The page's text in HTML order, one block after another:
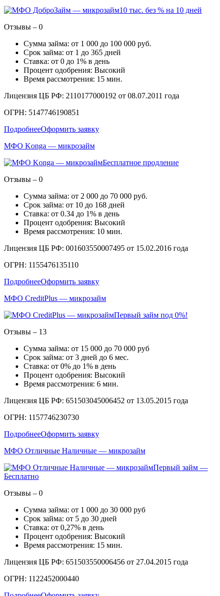
10 тыс. без % на 10 дней
Отзывы – 0
Сумма займа: от 1 000 до 100 000 руб.
Срок займа: от 1 до 365 дней
Ставка: от 0 до 1% в день
Процент одобрения: Высокий
Время рассмотрения: 15 мин.
Лицензия ЦБ РФ: 2110177000192 от 08.07.2011 года
ОГРН: 5147746190851
ПодробнееОформить заявку
МФО Konga — микрозайм
Бесплатное продление
Отзывы – 0
Сумма займа: от 2 000 до 70 000 руб.
Срок займа: от 10 до 168 дней
Ставка: от 0.34 до 1% в день
Процент одобрения: Высокий
Время рассмотрения: 10 мин.
Лицензия ЦБ РФ: 001603550007495 от 15.02.2016 года
ОГРН: 1155476135110
ПодробнееОформить заявку
МФО CreditPlus — микрозайм
Первый займ под 0%!
Отзывы – 13
Сумма займа: от 15 000 до 70 000 руб
Срок займа: от 3 дней до 6 мес.
Ставка: от 0% до 1% в день
Процент одобрения: Высокий
Время рассмотрения: 6 мин.
Лицензия ЦБ РФ: 651503045006452 от 13.05.2015 года
ОГРН: 1157746230730
ПодробнееОформить заявку
МФО Отличные Наличные — микрозайм
Первый займ —
Бесплатно
Отзывы – 0
Сумма займа: от 1 000 до 30 000 руб
Срок займа: от 5 до 30 дней
Ставка: от 0,27% в день
Процент одобрения: Высокий
Время рассмотрения: 15 мин.
Лицензия ЦБ РФ: 651503550006456 от 27.04.2015 года
ОГРН: 1122452000440